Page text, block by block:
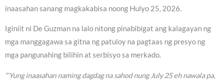
inaasahan sanang magkakabisa noong Hulyo 25, 2026.
Iginiit ni De Guzman na lalo nitong pinabibigat ang kalagayan ng
mga manggagawa sa gitna ng patuloy na pagtaas ng presyo ng
mga pangunahing bilihin at serbisyo sa merkado.
“‘Yung inaasahan naming dagdag na sahod nung July 25 eh nawala pa,